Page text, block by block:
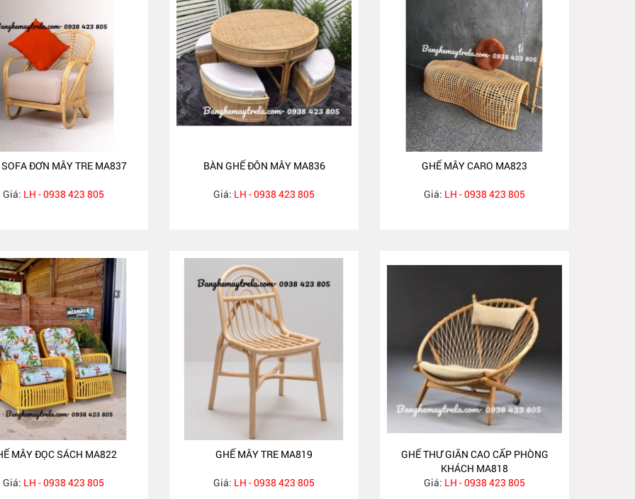
SOFA ĐƠN MÂY TRE MA837
Giá: LH - 0938 423 805
BÀN GHẾ ĐÔN MÂY MA836
Giá: LH - 0938 423 805
GHẾ MÂY CARO MA823
Giá: LH - 0938 423 805
MÂY ĐỌC SÁCH MA822
Giá: LH - 0938 423 805
GHẾ MÂY TRE MA819
Giá: LH - 0938 423 805
GHẾ THƯ GIÃN CAO CẤP PHÒNG
KHÁCH MA818
Giá: LH - 0938 423 805